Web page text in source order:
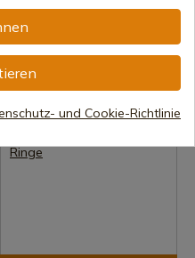
Herrn der Ringe
7-15 Tage Versand
79,86 €
und Cookie-Richtlinie